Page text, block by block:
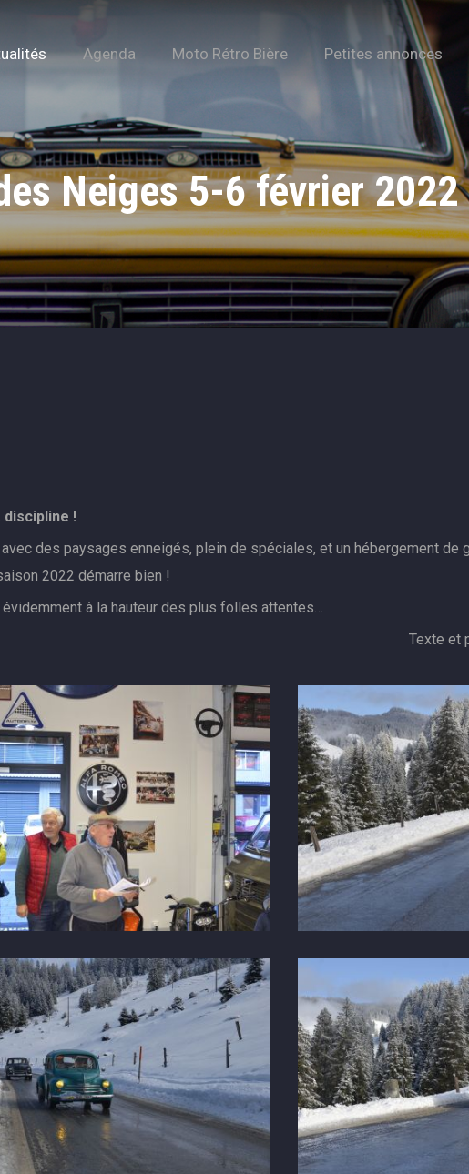
Agenda Moto Rétro Bière Petites annonces
Neiges 5-6 février 2022
discipline !
des paysages enneigés, plein de spéciales, et un hébergement de
2022 démarre bien !
à la hauteur des plus folles attentes…
Texte et